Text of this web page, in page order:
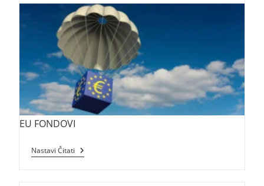
Promjena
EU FONDOVI
Nastavi Čitati EU
Potpore